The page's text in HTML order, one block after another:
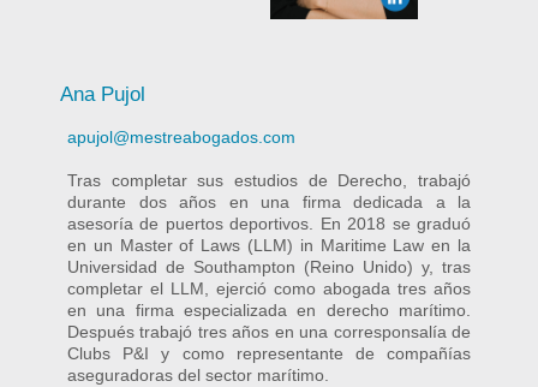
Ana Pujol
apujol@mestreabogados.com
Tras completar sus estudios de Derecho, trabajó
durante dos años en una firma dedicada a la
asesoría de puertos deportivos. En 2018 se graduó
en un Master of Laws (LLM) in Maritime Law en la
Universidad de Southampton (Reino Unido) y, tras
completar el LLM, ejerció como abogada tres años
en una firma especializada en derecho marítimo.
Después trabajó tres años en una corresponsalía de
Clubs P&I y como representante de compañías
aseguradoras del sector marítimo.